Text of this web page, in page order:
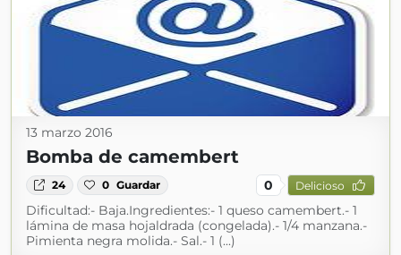
13 marzo 2016
Bomba de camembert
24 0 Guardar 0 Delicioso
Dificultad:- Baja.Ingredientes:- 1 queso camembert.- 1
lámina de masa hojaldrada (congelada).- 1/4 manzana.-
Pimienta negra molida.- Sal.- 1 (...)